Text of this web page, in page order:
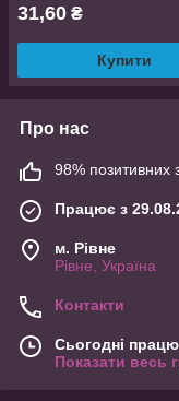
31,60 ₴
Купити
Про нас
98% позитивних з
Працює з
м. Рівне
Рівне, Україна
Контакти
Сьогодні
Показати весь